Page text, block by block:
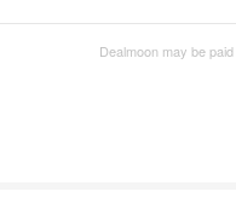
Dealmoon may be